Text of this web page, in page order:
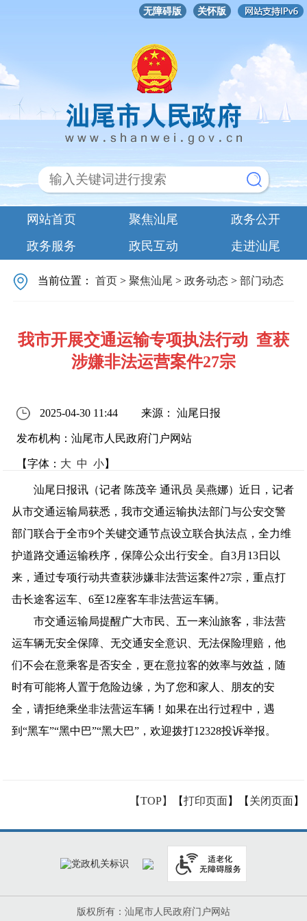
无障碍版 关怀版
网站首页 聚焦汕尾
政务公开
政务服务
政民互动 走进汕尾
当前位置：首页 >聚焦汕尾 >政务动态 >部门动态
我市开展交通运输专项执法行动 查获
涉嫌非法运营案件27宗
2025-04-30 11:44 来源： 汕尾日报
发布机构：汕尾市人民政府门户网站
【字体： 大 中 小】
汕尾日报讯（记者 陈茂辛 通讯员 吴燕娜）近日，记者
从市交通运输局获悉，我市交通运输执法部门与公安交警
部门联合于全市9个关键交通节点设立联合执法点，全力维
护道路交通运输秩序，保障公众出行安全。自3月13日以
来，通过专项行动共查获涉嫌非法营运案件27宗，重点打
击长途客运车、6至12座客车非法营运车辆。
市交通运输局提醒广大市民、五一来汕旅客，非法营
运车辆无安全保障、无交通安全意识、无法保险理赔，他
们不会在意乘客是否安全，更在意拉客的效率与效益，随
时有可能将人置于危险边缘，为了您和家人、朋友的安
全，请拒绝乘坐非法营运车辆！如果在出行过程中，遇
到“黑车”“黑中巴”“黑大巴”，欢迎拨打12328投诉举报。
【TOP】 【打印页面】【 关闭页面】
版权所有：汕尾市人民政府门户网站